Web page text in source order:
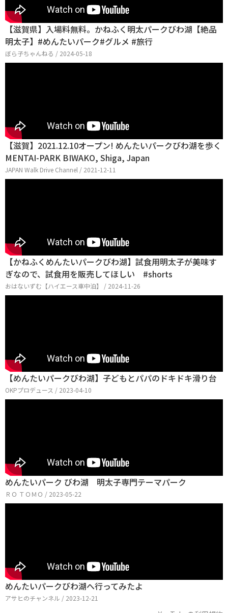
【滋賀県】入場料無料。かねふく明太パークびわ湖【絶品
明太子】#めんたいパーク#グルメ #旅行
ぼら子ちゃんねる / 2024-05-18
【滋賀】2021.12.10オープン! めんたいパークびわ湖を歩く
MENTAI-PARK BIWAKO, Shiga, Japan
JAPAN Walk Drive Channel / 2021-12-11
【かねふくめんたいパークびわ湖】試食用明太子が美味す
ぎなので、試食用を販売してほしい #shorts
おはないずむ【ハイエース車中泊】 / 2024-11-26
【めんたいパークびわ湖】子どもとパパのドキドキ滑り台
OKPプロデュース / 2023-04-10
めんたいパーク びわ湖 明太子専門テーマパーク
ＲＯ ＴＯＭＯ / 2023-05-22
めんたいパークびわ湖へ行ってみたよ
アサヒのチャンネル / 2023-12-21